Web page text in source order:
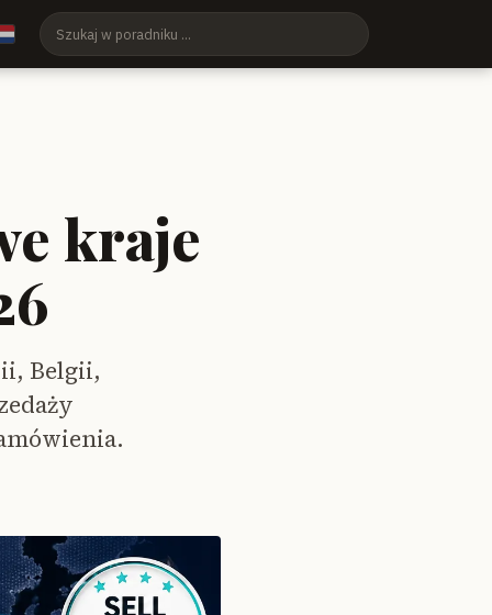
kraje
Belgii,